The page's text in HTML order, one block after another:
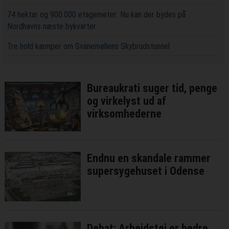
74 hektar og 900.000 etagemeter: Nu kan der bydes på
Nordhavns næste bykvarter
Tre hold kæmper om Svanemøllens Skybrudstunnel
Bureaukrati suger tid, penge
og virkelyst ud af
virksomhederne
Endnu en skandale rammer
supersygehuset i Odense